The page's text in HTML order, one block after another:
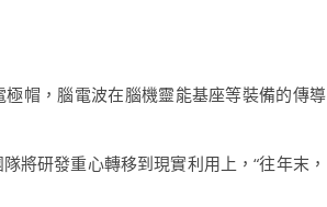
帽，腦電波在腦機靈能基座等裝備的傳導
將研發重心轉移到現實利用上，“往年末，